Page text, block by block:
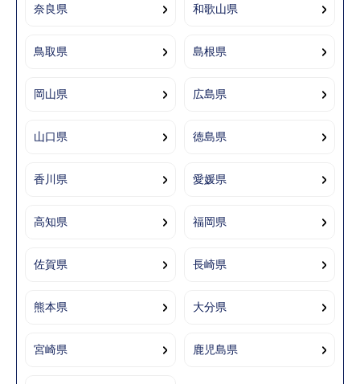
奈良県 和歌山県
鳥取県 島根県
岡山県 広島県
山口県 徳島県
香川県 愛媛県
高知県 福岡県
佐賀県 長崎県
熊本県 大分県
宮崎県 鹿児島県